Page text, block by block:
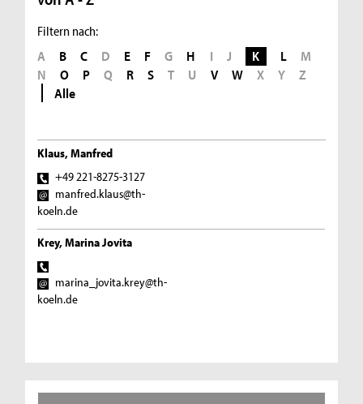
Filtern nach:
A B C D E F G H I J K L
M
N
O P Q R S T U V W X Y
Z
Alle
Klaus, Manfred
+49 221-8275-3127
manfred.klaus@th-
koeln.de
Krey, Marina Jovita
marina_jovita.krey@th-
koeln.de